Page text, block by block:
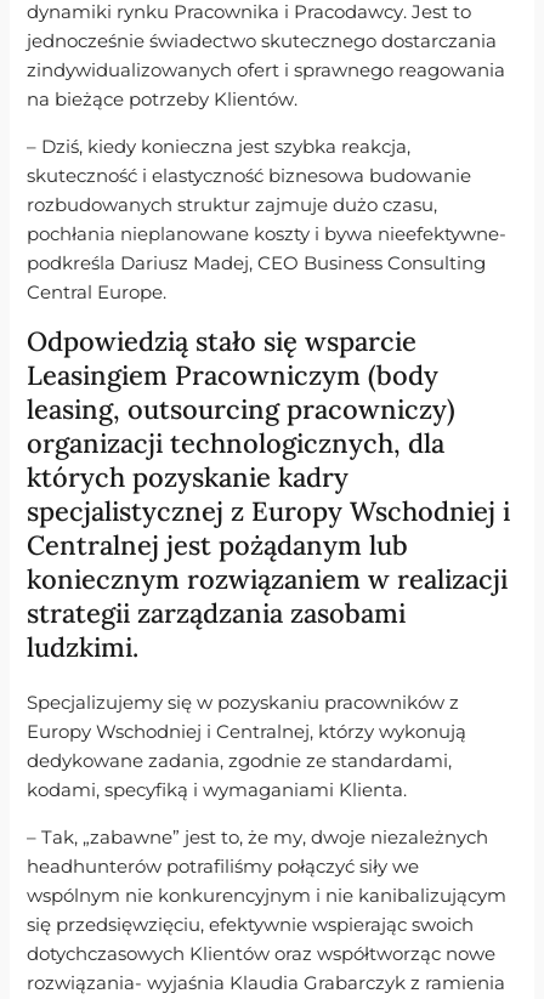
dynamiki rynku Pracownika i Pracodawcy. Jest to
jednocześnie świadectwo skutecznego dostarczania
zindywidualizowanych ofert i sprawnego reagowania
na bieżące potrzeby Klientów.
– Dziś, kiedy konieczna jest szybka reakcja,
skuteczność i elastyczność biznesowa budowanie
rozbudowanych struktur zajmuje dużo czasu,
pochłania nieplanowane koszty i bywa nieefektywne-
podkreśla Dariusz Madej, CEO Business Consulting
Central Europe.
Odpowiedzią stało się wsparcie
Leasingiem Pracowniczym (body
leasing, outsourcing pracowniczy)
organizacji technologicznych, dla
których pozyskanie kadry
specjalistycznej z Europy Wschodniej i
Centralnej jest pożądanym lub
koniecznym rozwiązaniem w realizacji
strategii zarządzania zasobami
ludzkimi.
Specjalizujemy się w pozyskaniu pracowników z
Europy Wschodniej i Centralnej, którzy wykonują
dedykowane zadania, zgodnie ze standardami,
kodami, specyfiką i wymaganiami Klienta.
– Tak, „zabawne” jest to, że my, dwoje niezależnych
headhunterów potrafiliśmy połączyć siły we
wspólnym nie konkurencyjnym i nie kanibalizującym
się przedsięwzięciu, efektywnie wspierając swoich
dotychczasowych Klientów oraz współtworząc nowe
rozwiązania- wyjaśnia Klaudia Grabarczyk z ramienia